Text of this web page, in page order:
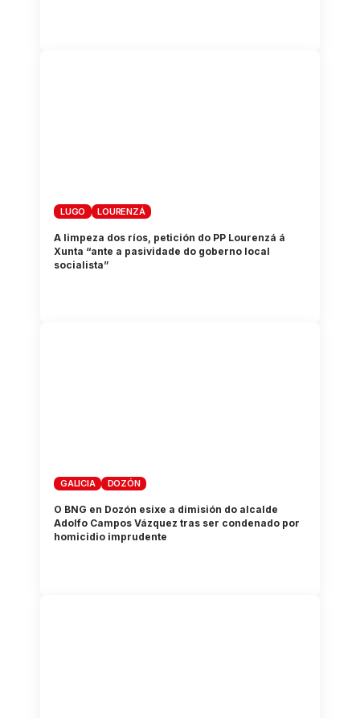
LUGO LOURENZÁ
A limpeza dos ríos, petición do PP Lourenzá á
Xunta “ante a pasividade do goberno local
socialista”
GALICIA DOZÓN
O BNG en Dozón esixe a dimisión do alcalde
Adolfo Campos Vázquez tras ser condenado por
homicidio imprudente